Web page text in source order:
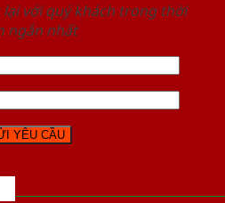
lại với quý khách trong thời
ngắn nhất